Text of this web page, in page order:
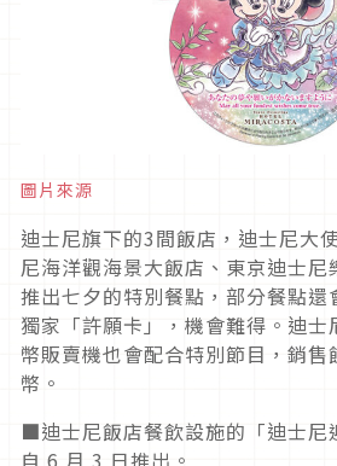
圖片來源
迪士尼旗下的3間飯店，迪士尼大
尼海洋觀海景大飯店、東京迪士尼
推出七夕的特別餐點，部分餐點還
獨家「許願卡」，機會難得。迪士
幣販賣機也會配合特別節目，銷售
幣。
■迪士尼飯店餐飲設施的「迪士尼
自 6 月 3 日推出。